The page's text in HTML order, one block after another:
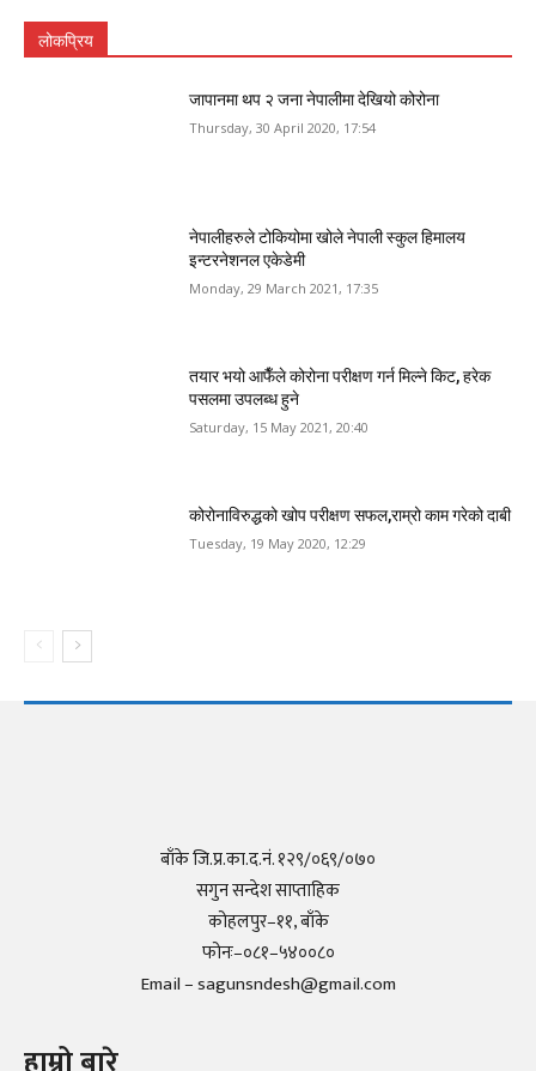
लोकप्रिय
जापानमा थप २ जना नेपालीमा देखियो कोरोना
Thursday, 30 April 2020, 17:54
नेपालीहरुले टोकियोमा खोले नेपाली स्कुल हिमालय
इन्टरनेशनल एकेडेमी
Monday, 29 March 2021, 17:35
तयार भयो आफैँले कोरोना परीक्षण गर्न मिल्ने किट, हरेक
पसलमा उपलब्ध हुने
Saturday, 15 May 2021, 20:40
कोरोनाविरुद्धको खोप परीक्षण सफल,राम्रो काम गरेको दाबी
Tuesday, 19 May 2020, 12:29
बाँके जि.प्र.का.द.नं. १२९/०६९/०७०
सगुन सन्देश साप्ताहिक
कोहलपुर–११, बाँके
फोनः–०८१–५४००८०
Email – sagunsndesh@gmail.com